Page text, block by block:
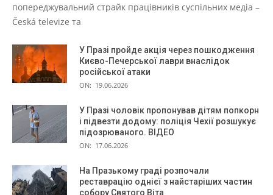
попереджувальний страйк працівників суспільних медіа –
Česká televize та
У Празі пройде акція через пошкодження
Києво-Печерської лаври внаслідок
російської атаки
ON: 19.06.2026
У Празі чоловік пропонував дітям попкорн
і підвезти додому: поліція Чехії розшукує
підозрюваного. ВІДЕО
ON: 17.06.2026
На Празькому граді розпочали
реставрацію однієї з найстаріших частин
собору Святого Віта